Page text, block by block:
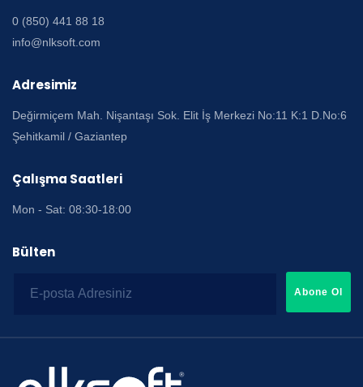
0 (850) 441 88 18
info@nlksoft.com
Adresimiz
Değirmiçem Mah. Nişantaşı Sok. Elit İş Merkezi No:11 K:1 D.No:6
Şehitkamil / Gaziantep
Çalışma Saatleri
Mon - Sat: 08:30-18:00
Bülten
Abone Ol